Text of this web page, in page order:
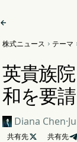

株式ニュース  テーマ
英貴族
和を要請
Diana Chen·
共有先 共有先